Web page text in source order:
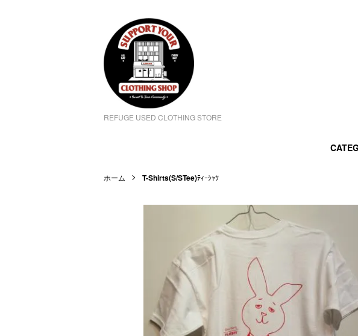
REFUGE USED CLOTHING STORE
ホーム T-Shirts(S/STee)ﾃｨｰｼｬﾂ